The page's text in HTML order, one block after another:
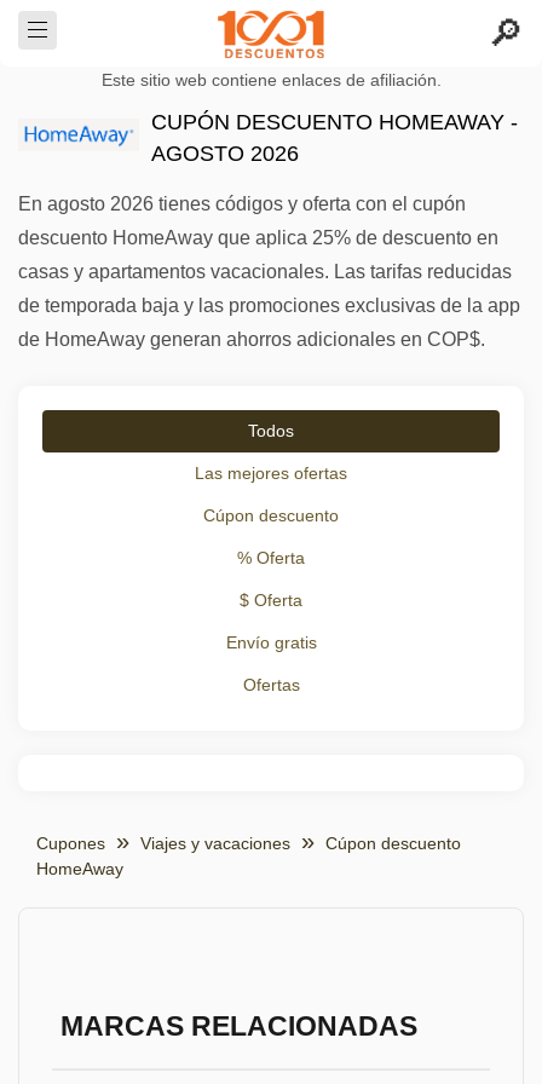
Este sitio web contiene enlaces de afiliación.
CUPÓN DESCUENTO HOMEAWAY -
AGOSTO 2026
En agosto 2026 tienes códigos y oferta con el cupón
descuento HomeAway que aplica 25% de descuento en
casas y apartamentos vacacionales. Las tarifas reducidas
de temporada baja y las promociones exclusivas de la app
de HomeAway generan ahorros adicionales en COP$.
Todos
Las mejores ofertas
Cúpon descuento
% Oferta
$ Oferta
Envío gratis
Ofertas
Cupones Viajes y vacaciones
Cúpon descuento
HomeAway
MARCAS RELACIONADAS